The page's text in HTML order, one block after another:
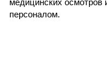
медицинских осмотров
персоналом.